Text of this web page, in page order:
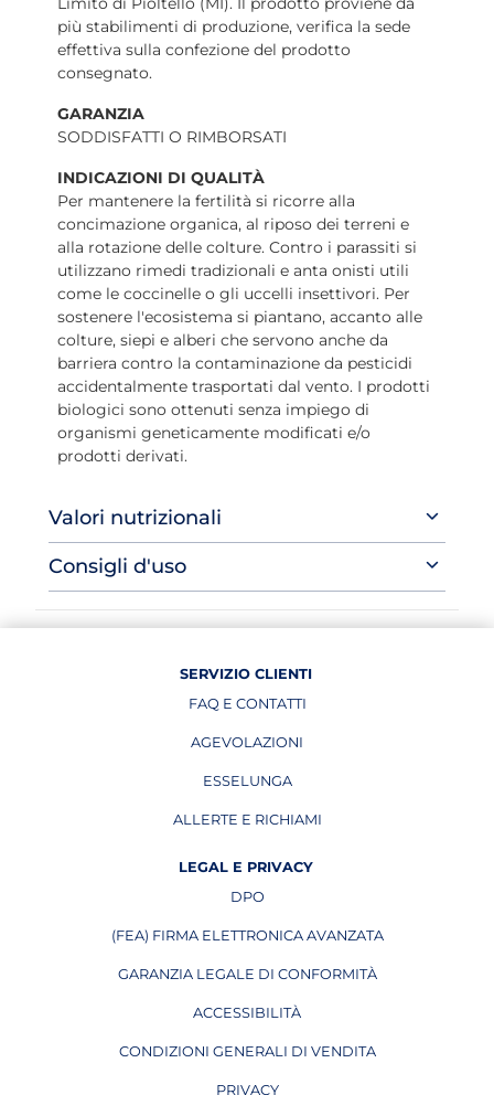
più stabilimenti di produzione, verifica la sede
effettiva sulla confezione del prodotto
consegnato.
GARANZIA
SODDISFATTI O RIMBORSATI
INDICAZIONI DI QUALITÀ
Per mantenere la fertilità si ricorre alla
concimazione organica, al riposo dei terreni e
alla rotazione delle colture. Contro i parassiti si
utilizzano rimedi tradizionali e anta onisti utili
come le coccinelle o gli uccelli insettivori. Per
sostenere l'ecosistema si piantano, accanto alle
colture, siepi e alberi che servono anche da
barriera contro la contaminazione da pesticidi
accidentalmente trasportati dal vento. I prodotti
biologici sono ottenuti senza impiego di
organismi geneticamente modificati e/o
prodotti derivati.
Valori nutrizionali
Consigli d'uso
SERVIZIO CLIENTI
FAQ E CONTATTI
AGEVOLAZIONI
ESSELUNGA
APRE IN UNA NUOVA PAGINA
ALLERTE E RICHIAMI
APRE IN UNA NUOVA PAGINA
LEGAL E PRIVACY
DPO
APRE IN UNA NUOVA PAGINA
(FEA) FIRMA ELETTRONICA AVANZATA
APRE IN UNA NUOVA PAGINA
GARANZIA LEGALE DI CONFORMITÀ
ACCESSIBILITÀ
CONDIZIONI GENERALI DI VENDITA
PRIVACY